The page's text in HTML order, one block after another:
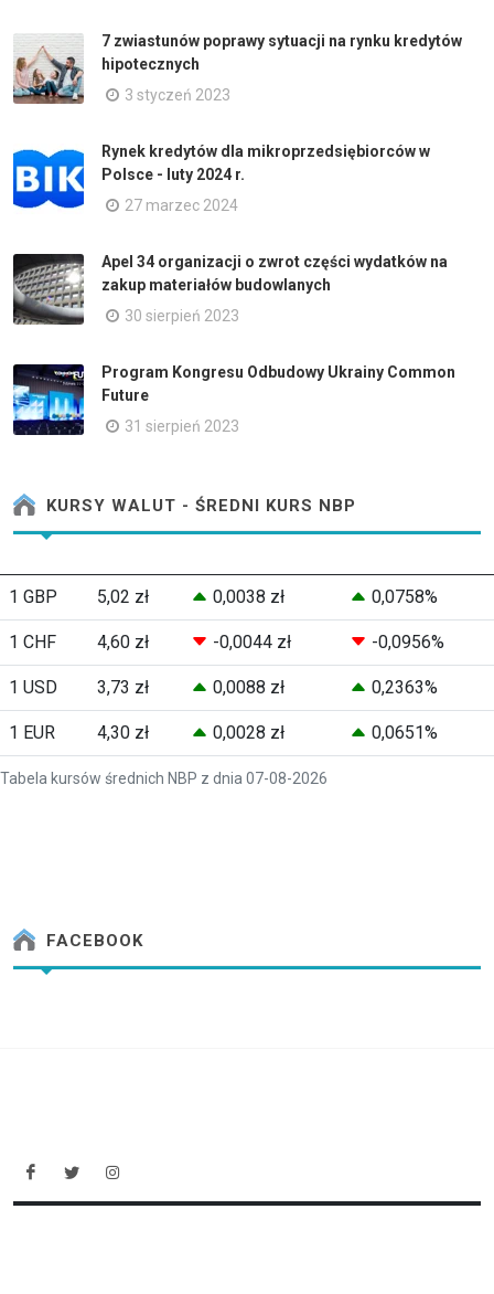
7 zwiastunów poprawy sytuacji na rynku kredytów
hipotecznych
3 styczeń 2023
Rynek kredytów dla mikroprzedsiębiorców w
Polsce - luty 2024 r.
27 marzec 2024
Apel 34 organizacji o zwrot części wydatków na
zakup materiałów budowlanych
30 sierpień 2023
Program Kongresu Odbudowy Ukrainy Common
Future
31 sierpień 2023
KURSY WALUT - ŚREDNI KURS NBP
Tabela kursów średnich NBP z dnia 07-08-2026
1 GBP 5,02 zł 0,0038 zł 0,0758%
1 CHF 4,60 zł -0,0044 zł -0,0956%
1 USD 3,73 zł 0,0088 zł 0,2363%
1 EUR 4,30 zł 0,0028 zł 0,0651%
FACEBOOK